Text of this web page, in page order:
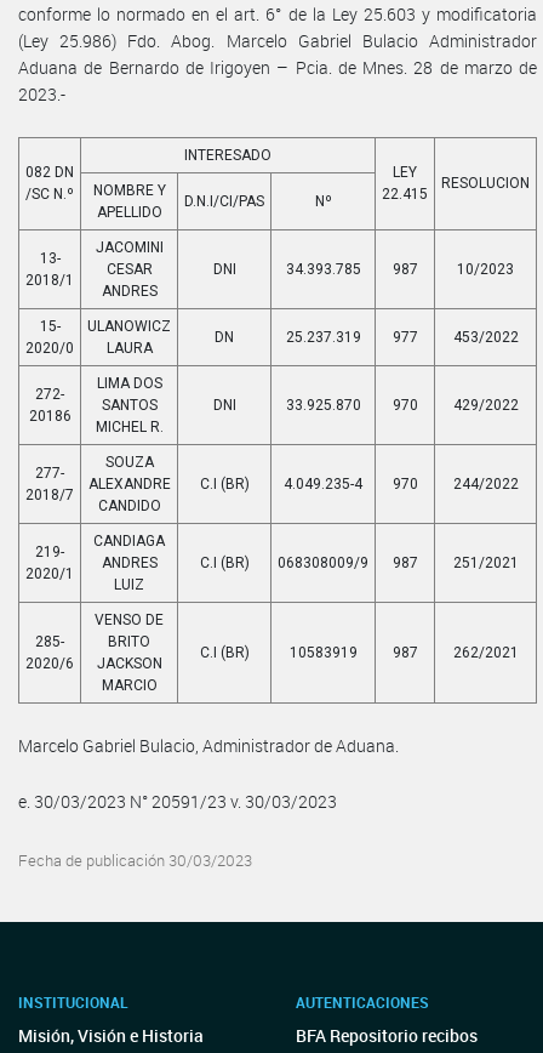
conforme lo normado en el art. 6° de la Ley 25.603 y modificatoria
(Ley 25.986) Fdo. Abog. Marcelo Gabriel Bulacio Administrador
Aduana de Bernardo de Irigoyen – Pcia. de Mnes. 28 de marzo de
2023.-
082 DN
/SC N.º
INTERESADO
LEY
22.415
RESOLUCION
NOMBRE Y
APELLIDO
D.N.I/CI/PAS Nº
13-
2018/1
JACOMINI
CESAR
ANDRES
DNI 34.393.785 987 10/2023
15-
2020/0
ULANOWICZ
LAURA
DN 25.237.319 977 453/2022
272-
20186
LIMA DOS
SANTOS
MICHEL R.
DNI 33.925.870 970 429/2022
277-
2018/7
SOUZA
ALEXANDRE
CANDIDO
C.I (BR) 4.049.235-4 970 244/2022
219-
2020/1
CANDIAGA
ANDRES
LUIZ
C.I (BR) 068308009/9 987 251/2021
285-
2020/6
VENSO DE
BRITO
JACKSON
MARCIO
C.I (BR) 10583919 987 262/2021
Marcelo Gabriel Bulacio, Administrador de Aduana.
e. 30/03/2023 N° 20591/23 v. 30/03/2023
Fecha de publicación 30/03/2023
INSTITUCIONAL
Misión, Visión e Historia
AUTENTICACIONES
BFA Repositorio recibos